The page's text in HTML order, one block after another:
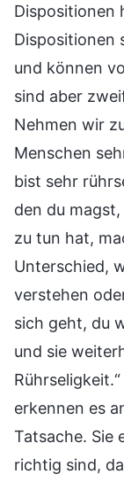
Dispositionen
Dispositionen
und können
sind aber
Nehmen wir
Menschen
bist sehr
den du
zu tun hat,
Unterschied,
verstehen
sich geht, du
und sie
erkennen es
Tatsache. Sie
richtig sind,